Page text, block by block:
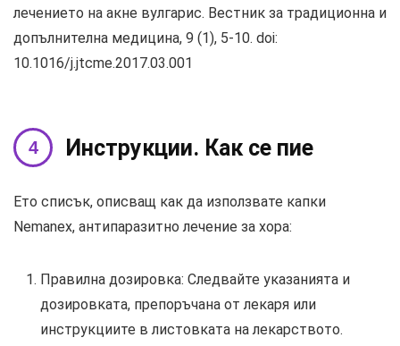
лечението на акне вулгарис. Вестник за традиционна и
допълнителна медицина, 9 (1), 5-10. doi:
10.1016/j.jtcme.2017.03.001
Инструкции. Как се пие
Ето списък, описващ как да използвате капки
Nemanex, антипаразитно лечение за хора:
Правилна дозировка: Следвайте указанията и
дозировката, препоръчана от лекаря или
инструкциите в листовката на лекарството.